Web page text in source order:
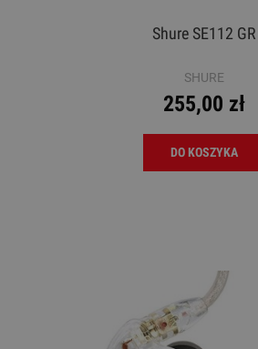
Shure SE112 GR
SHURE
255,00 zł
DO KOSZYKA